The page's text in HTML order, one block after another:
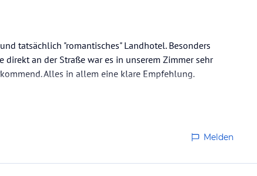
tatsächlich "romantisches" Landhotel. Besonders
direkt an der Straße war es in unserem Zimmer sehr
Alles in allem eine klare Empfehlung.
Melden